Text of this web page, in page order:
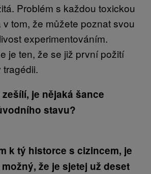
Problém s každou toxickou
tom, že můžete poznat svou
experimentováním.
je ten, že se již první požití
tragédii.
je nějaká šance
stavu?
k tý historce s cizincem, je
že je sjetej už deset